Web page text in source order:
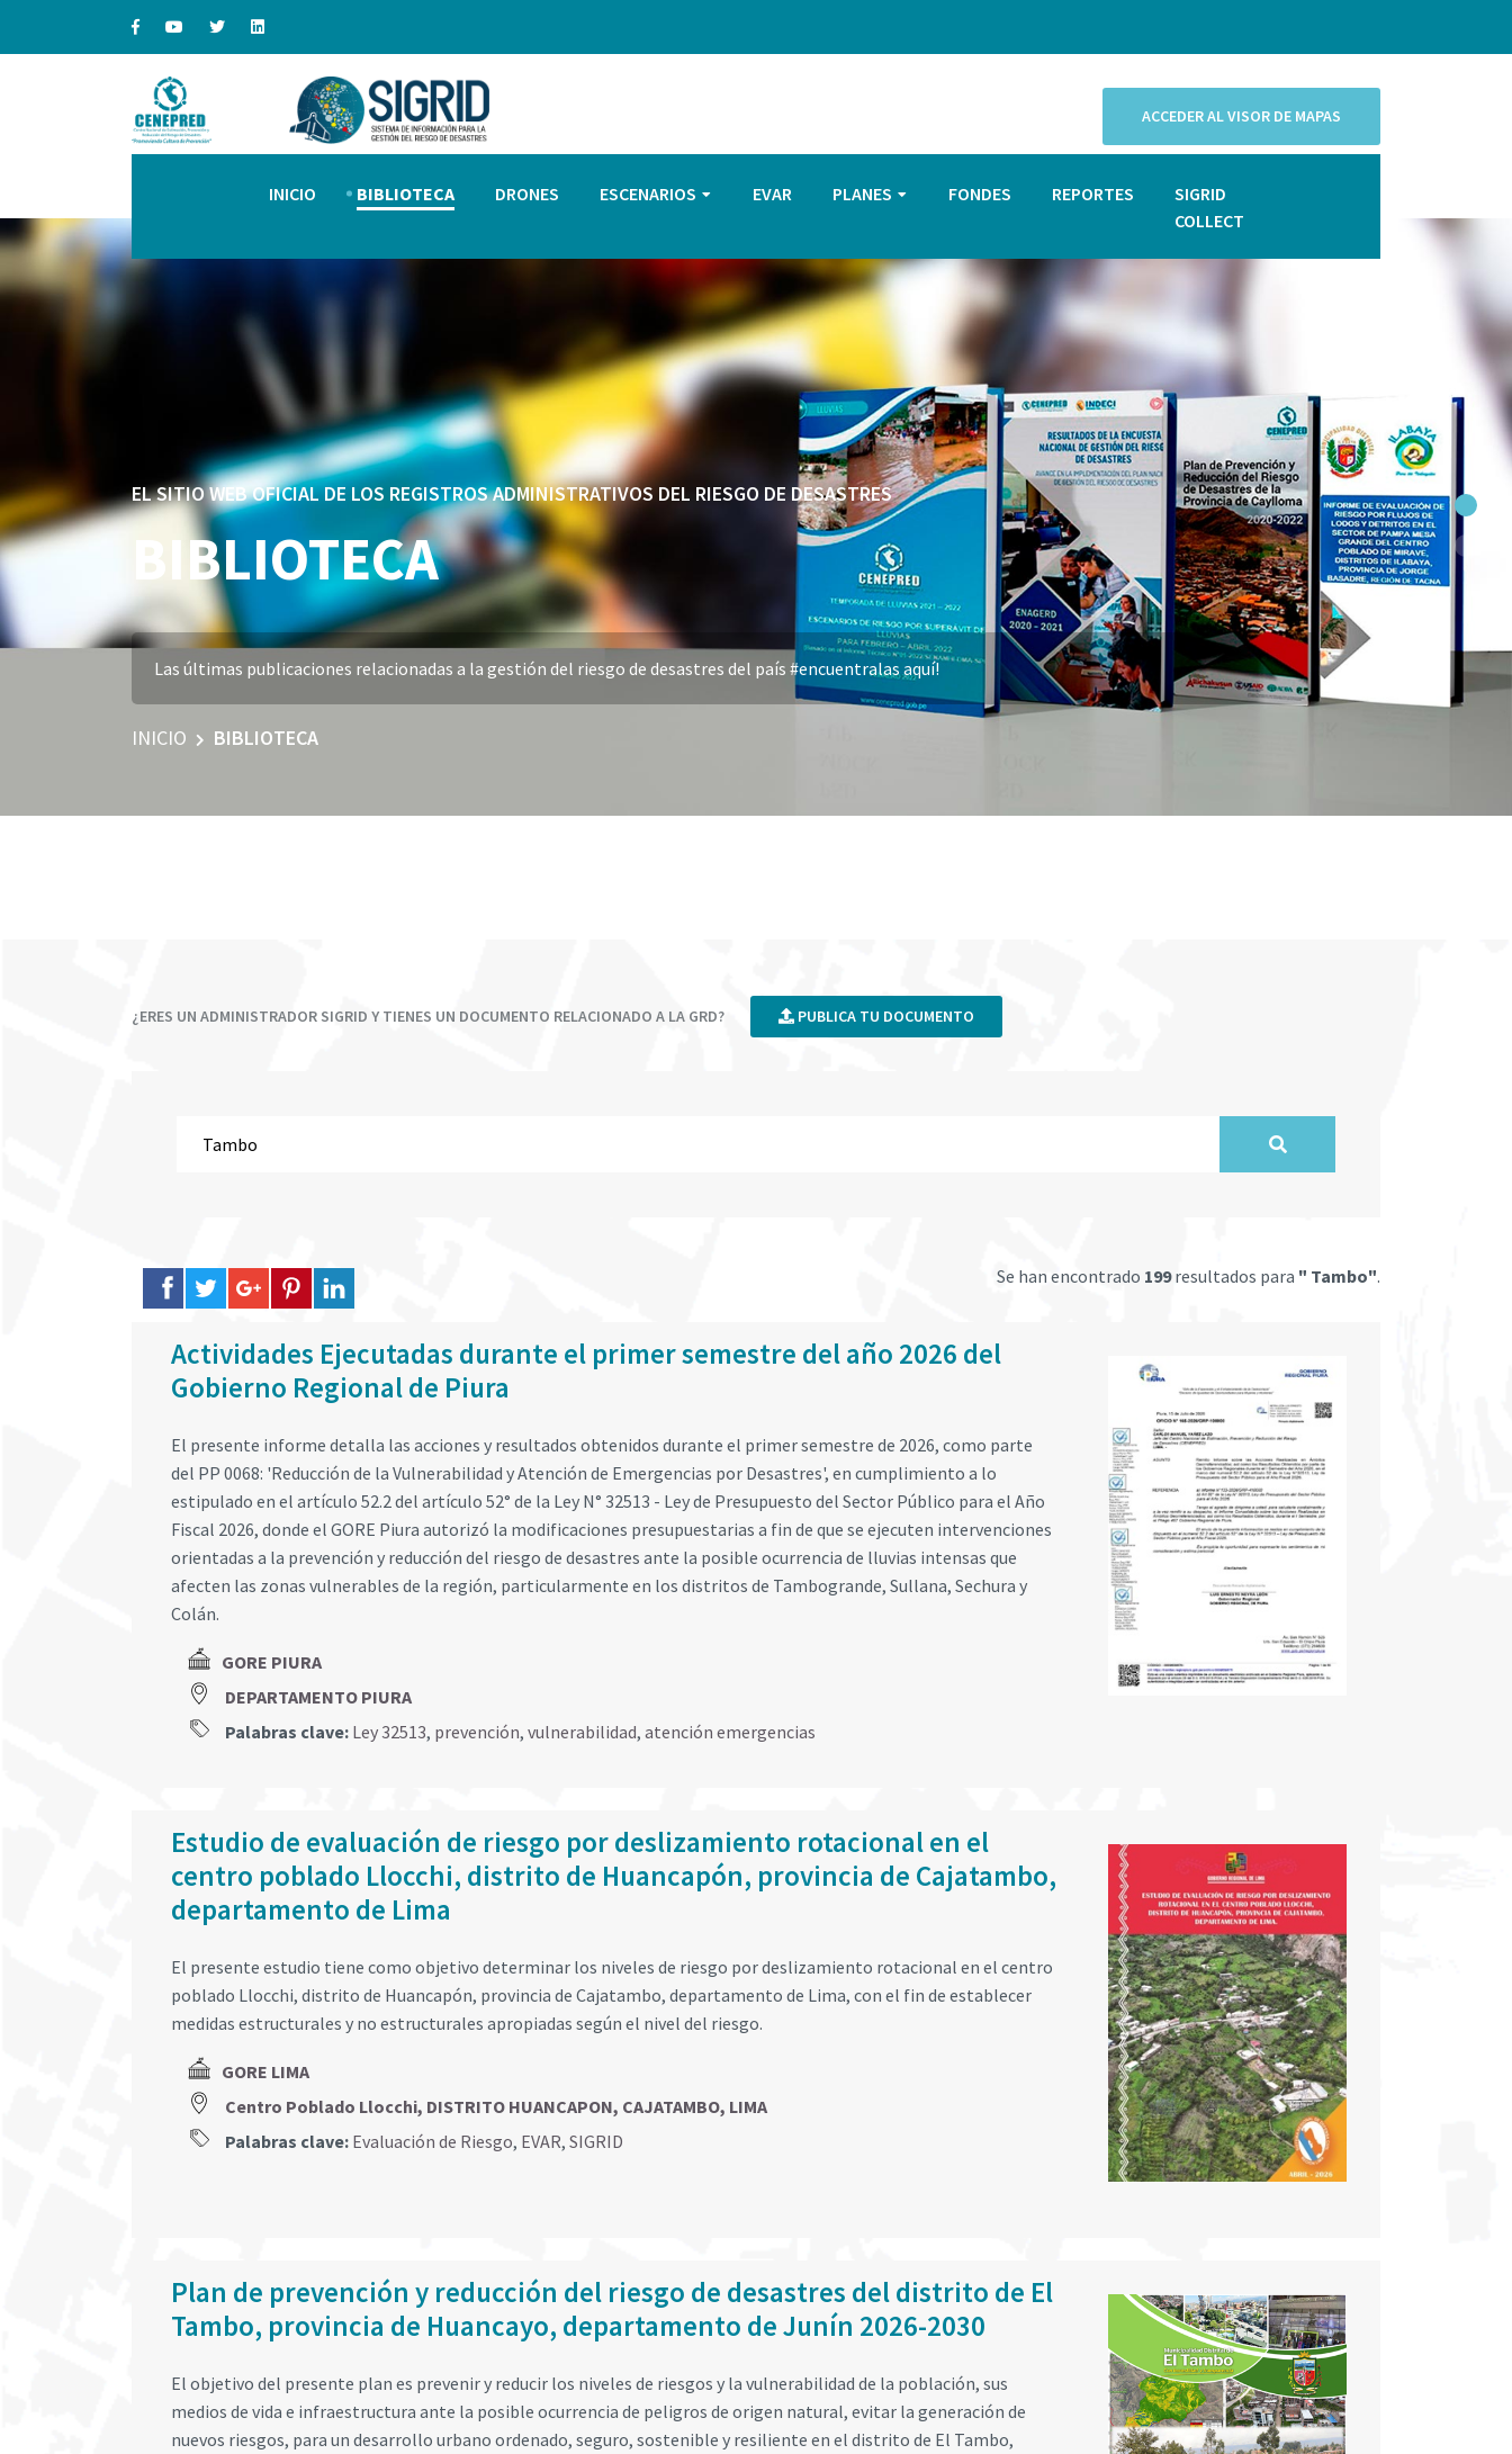
ACCEDER AL VISOR DE MAPAS
INICIO BIBLIOTECA DRONES ESCENARIOS EVAR PLANES FONDES REPORTES
SIGRID
COLLECT
EL SITIO WEB OFICIAL DE LOS REGISTROS ADMINISTRATIVOS DEL RIESGO DE DESASTRES
BIBLIOTECA
Las últimas publicaciones relacionadas a la gestión del riesgo de desastres del país #encuentralas aquí!
INICIO BIBLIOTECA
¿ERES UN ADMINISTRADOR SIGRID Y TIENES UN DOCUMENTO RELACIONADO A LA GRD? PUBLICA TU DOCUMENTO
Se han encontrado 199resultados para " Tambo".
Actividades Ejecutadas durante el primer semestre del año 2026 del
Gobierno Regional de Piura
El presente informe detalla las acciones y resultados obtenidos durante el primer semestre de 2026, como parte
del PP 0068: 'Reducción de la Vulnerabilidad y Atención de Emergencias por Desastres', en cumplimiento a lo
estipulado en el artículo 52.2 del artículo 52° de la Ley N° 32513 - Ley de Presupuesto del Sector Público para el Año
Fiscal 2026, donde el GORE Piura autorizó la modificaciones presupuestarias a fin de que se ejecuten intervenciones
orientadas a la prevención y reducción del riesgo de desastres ante la posible ocurrencia de lluvias intensas que
afecten las zonas vulnerables de la región, particularmente en los distritos de Tambogrande, Sullana, Sechura y
Colán.
GORE PIURA
DEPARTAMENTO PIURA
Palabras clave: Ley 32513, prevención, vulnerabilidad, atención emergencias
Estudio de evaluación de riesgo por deslizamiento rotacional en el
centro poblado Llocchi, distrito de Huancapón, provincia de Cajatambo,
departamento de Lima
El presente estudio tiene como objetivo determinar los niveles de riesgo por deslizamiento rotacional en el centro
poblado Llocchi, distrito de Huancapón, provincia de Cajatambo, departamento de Lima, con el fin de establecer
medidas estructurales y no estructurales apropiadas según el nivel del riesgo.
GORE LIMA
Centro Poblado Llocchi, DISTRITO HUANCAPON, CAJATAMBO, LIMA
Palabras clave: Evaluación de Riesgo, EVAR, SIGRID
Plan de prevención y reducción del riesgo de desastres del distrito de El
Tambo, provincia de Huancayo, departamento de Junín 2026-2030
El objetivo del presente plan es prevenir y reducir los niveles de riesgos y la vulnerabilidad de la población, sus
medios de vida e infraestructura ante la posible ocurrencia de peligros de origen natural, evitar la generación de
nuevos riesgos, para un desarrollo urbano ordenado, seguro, sostenible y resiliente en el distrito de El Tambo,